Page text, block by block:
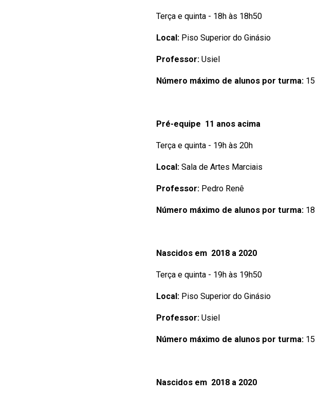
Terça e quinta - 18h às 18h50
Local: Piso Superior do Ginásio
Professor: Usiel
Número máximo de alunos por turma: 15
Pré-equipe 11 anos acima
Terça e quinta - 19h às 20h
Local: Sala de Artes Marciais
Professor: Pedro Renê
Número máximo de alunos por turma: 18
Nascidos em 2018 a 2020
Terça e quinta - 19h às 19h50
Local: Piso Superior do Ginásio
Professor: Usiel
Número máximo de alunos por turma: 15
Nascidos em 2018 a 2020